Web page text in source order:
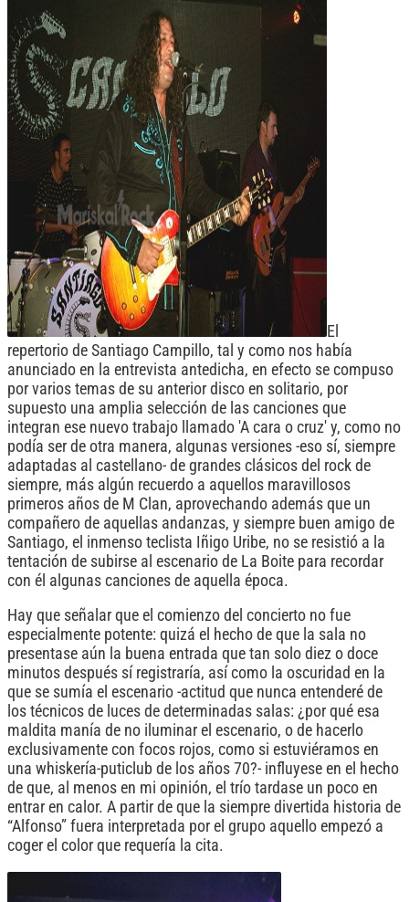
El
repertorio de Santiago Campillo, tal y como nos había
anunciado en la entrevista antedicha, en efecto se compuso
por varios temas de su anterior disco en solitario, por
supuesto una amplia selección de las canciones que
integran ese nuevo trabajo llamado 'A cara o cruz' y, como no
podía ser de otra manera, algunas versiones -eso sí, siempre
adaptadas al castellano- de grandes clásicos del rock de
siempre, más algún recuerdo a aquellos maravillosos
primeros años de M Clan, aprovechando además que un
compañero de aquellas andanzas, y siempre buen amigo de
Santiago, el inmenso teclista Iñigo Uribe, no se resistió a la
tentación de subirse al escenario de La Boite para recordar
con él algunas canciones de aquella época.
Hay que señalar que el comienzo del concierto no fue
especialmente potente: quizá el hecho de que la sala no
presentase aún la buena entrada que tan solo diez o doce
minutos después sí registraría, así como la oscuridad en la
que se sumía el escenario -actitud que nunca entenderé de
los técnicos de luces de determinadas salas: ¿por qué esa
maldita manía de no iluminar el escenario, o de hacerlo
exclusivamente con focos rojos, como si estuviéramos en
una whiskería-puticlub de los años 70?- influyese en el hecho
de que, al menos en mi opinión, el trío tardase un poco en
entrar en calor. A partir de que la siempre divertida historia de
“Alfonso” fuera interpretada por el grupo aquello empezó a
coger el color que requería la cita.